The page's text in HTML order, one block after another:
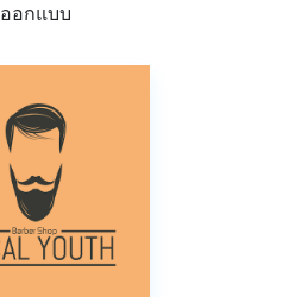
ออกแบบ